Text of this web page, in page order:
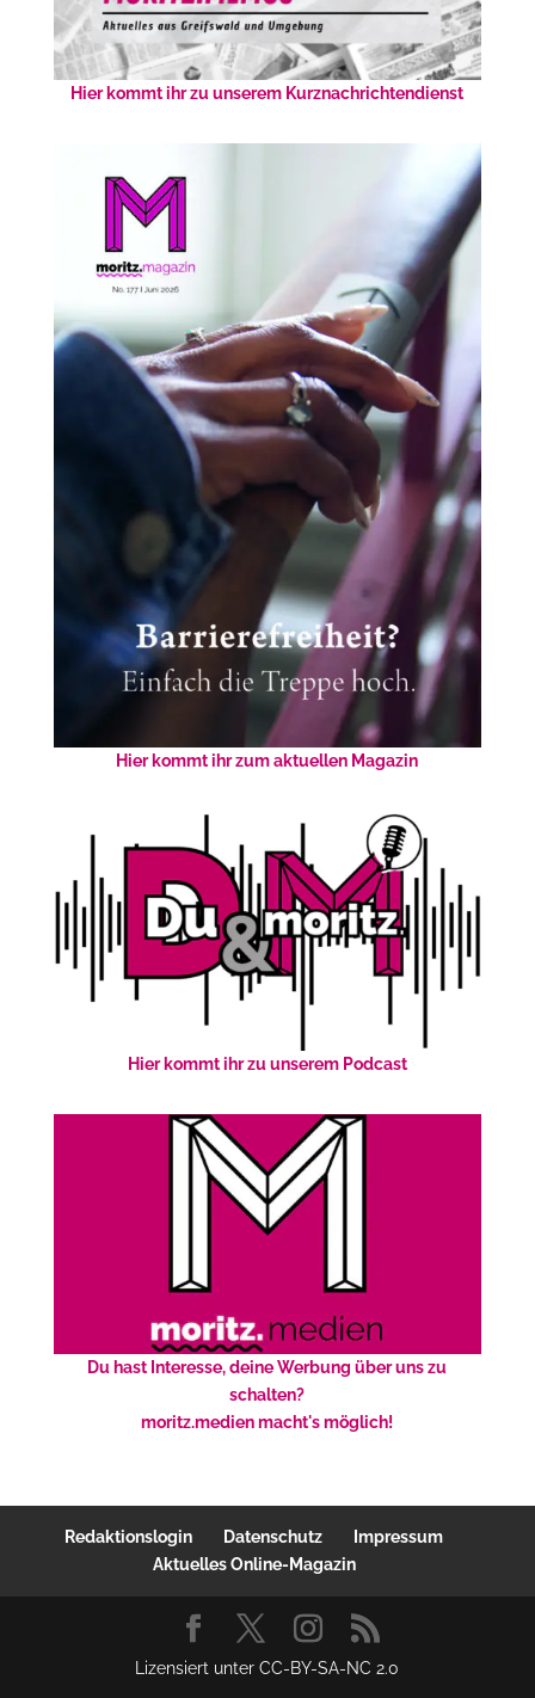
Hier kommt ihr zu unserem Kurznachrichtendienst
Hier kommt ihr zum aktuellen Magazin
Hier kommt ihr zu unserem Podcast
Du hast Interesse, deine Werbung über uns zu
schalten?
moritz.medien macht's möglich!
Redaktionslogin Datenschutz
Impressum
Aktuelles Online-Magazin
Lizensiert unter CC-BY-SA-NC 2.0